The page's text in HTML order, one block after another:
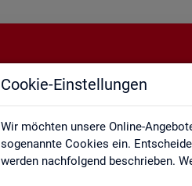
Cookie-Einstellungen
Wir möchten unsere Online-
sogenannte Cookies ein.
werden nachfolgend beschrieben.